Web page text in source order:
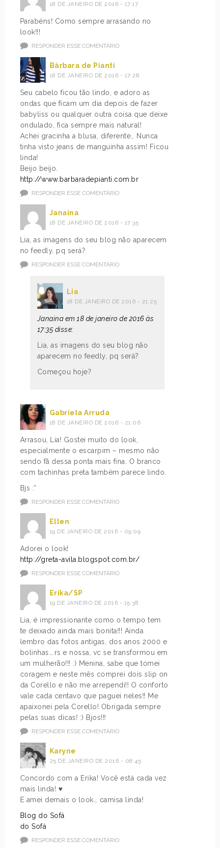
18 DE JANEIRO DE 2016 - 17:17
Parabéns! Como sempre arrasando no
look!!!
RESPONDER ESSE COMENTÁRIO
Bárbara de Pianti
18 DE JANEIRO DE 2016 - 17:28
Seu cabelo ficou tão lindo, e adoro as
ondas que ficam um dia depois de fazer
babyliss ou qualquer outra coisa que deixe
ondulado, fica sempre mais natural!
Achei gracinha a blusa, diferente… Nunca
tinha visto jeans de manguinha assim! Ficou
linda!
Beijo beijo.
http://www.barbaradepianti.com.br
RESPONDER ESSE COMENTÁRIO
Janaina
18 DE JANEIRO DE 2016 - 17:35
Lia, as imagens do seu blog não aparecem
no feedly, pq será?
RESPONDER ESSE COMENTÁRIO
Lia
18 DE JANEIRO DE 2016 - 21:25
Janaina em 18 de janeiro de 2016 às
17:35 disse:
Lia, as imagens do seu blog não
aparecem no feedly, pq será?
Começou hoje?
Gabriela Arruda
18 DE JANEIRO DE 2016 - 21:06
Arrasou, Lia! Gostei muito do look,
especialmente o escarpim – mesmo não
sendo fã dessa ponta mais fina. O branco
com tachinhas preta também parece lindo.
Bjs :*
RESPONDER ESSE COMENTÁRIO
Ellen
19 DE JANEIRO DE 2016 - 09:09
Adorei o look!
http://greta-avila.blogspot.com.br/
RESPONDER ESSE COMENTÁRIO
Erika/SP
19 DE JANEIRO DE 2016 - 15:38
Lia, é impressionante como o tempo tem
te deixado ainda mais bonita!!! Ainda
lembro das fotos antigas, dos anos 2000 e
bolinhas….rs e nossa, vc se transformou em
um mulherão!!! :) Menina, sabe que tomei
coragem e neste mês comprei dois slip on
da Corello e não me arrependi!! O conforto
vale cada centavo que paguei neles!! Me
apaixonei pela Corello! Obrigada sempre
pelas suas dicas! :) Bjos!!!
RESPONDER ESSE COMENTÁRIO
Karyne
25 DE JANEIRO DE 2016 - 08:45
Concordo com a Erika! Você está cada vez
mais linda! ♥
E amei demais o look… camisa linda!
Blog do Sofá
do Sofá
RESPONDER ESSE COMENTÁRIO